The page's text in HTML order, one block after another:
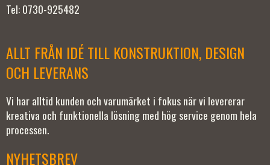
Tel: 0730-925482
ALLT FRÅN IDÉ TILL KONSTRUKTION, DESIGN
OCH LEVERANS
Vi har alltid kunden och varumärket i fokus när vi levererar
kreativa och funktionella lösning med hög service genom hela
processen.
NYHETSBREV